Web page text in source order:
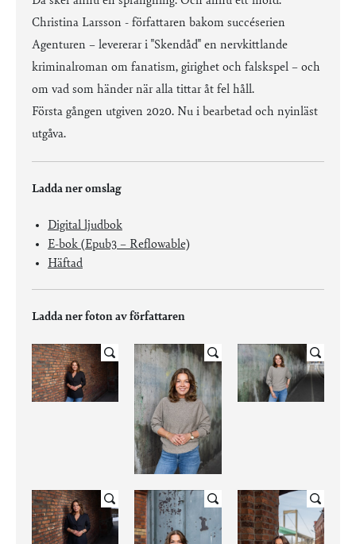
Christina Larsson - författaren bakom succéserien
Agenturen – levererar i "Skendåd" en nervkittlande
kriminalroman om fanatism, girighet och falskspel – och
om vad som händer när alla tittar åt fel håll.
Första gången utgiven 2020. Nu i bearbetad och nyinläst
utgåva.
Ladda ner omslag
Digital ljudbok
E-bok (Epub3 – Reflowable)
Häftad
Ladda ner foton av författaren